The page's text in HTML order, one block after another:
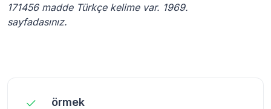
171456 madde Türkçe kelime var. 1969.
sayfadasınız.
örmek